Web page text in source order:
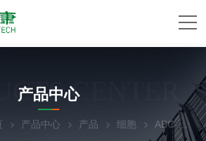
CENTER
产品中心
产品中心 产品 细胞 ABC-TC4204大鼠肺成纤维细胞